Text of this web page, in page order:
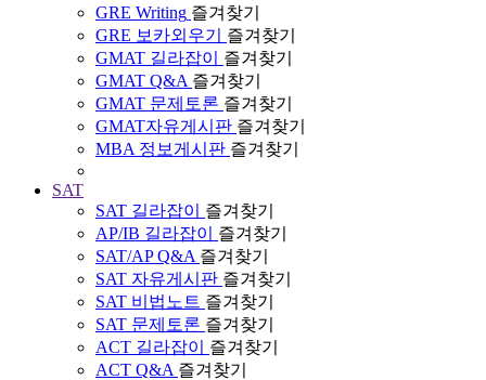
GRE Writing 즐겨찾기
GRE 보카외우기
즐겨찾기
GMAT 길라잡이
즐겨찾기
GMAT Q&A 즐겨찾기
GMAT 문제토론 즐겨찾기
GMAT자유게시판 즐겨찾기
MBA 정보게시판 즐겨찾기
SAT
SAT 길라잡이
즐겨찾기
AP/IB 길라잡이
즐겨찾기
SAT/AP Q&A 즐겨찾기
SAT 자유게시판 즐겨찾기
SAT 비법노트 즐겨찾기
SAT 문제토론 즐겨찾기
ACT 길라잡이
즐겨찾기
ACT Q&A 즐겨찾기